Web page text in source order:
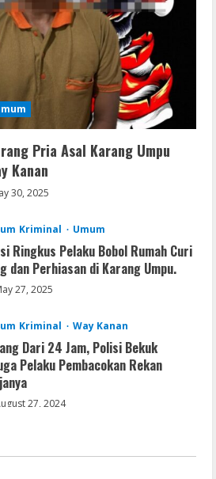
7, 2026
2021 Home & Student 64 bit ISO
.tоr𝚛еnt
7, 2026
Office Auto-Activated
Portable + License Key
(x86x64) Stable Unlimited
7, 2026
Pria Asal Karang Umpu
Kanan
30, 2025
Kriminal Umum
Ringkus Pelaku Bobol Rumah Curi
dan Perhiasan di Karang Umpu.
27, 2025
Kriminal Way Kanan
Dari 24 Jam, Polisi Bekuk
Pelaku Pembacokan Rekan
27, 2024